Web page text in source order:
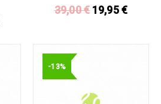
39,00€ 19,95€
-13%